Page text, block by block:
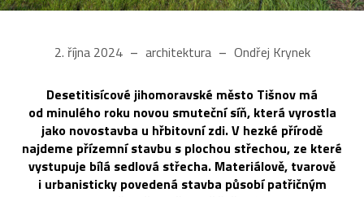
2. října 2024 architektura Ondřej Krynek
Desetitisícové jihomoravské město Tišnov má
od minulého roku novou smuteční síň, která vyrostla
jako novostavba u hřbitovní zdi. V hezké přírodě
najdeme přízemní stavbu s plochou střechou, ze které
vystupuje bílá sedlová střecha. Materiálově, tvarově
i urbanisticky povedená stavba působí patřičným